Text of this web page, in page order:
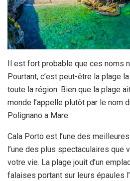
Il est fort probable que ces noms
Pourtant, c’est peut-être la plage
toute la région. Bien que la plage
monde l’appelle plutôt par le nom
Polignano a Mare.
Cala Porto est l’une des
l’une des plus spectaculaires que
votre vie. La plage jouit d’un
falaises portant sur leurs épaules